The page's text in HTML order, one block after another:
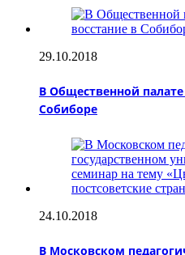
29.10.2018
В Общественной
Собиборе
24.10.2018
В Московском